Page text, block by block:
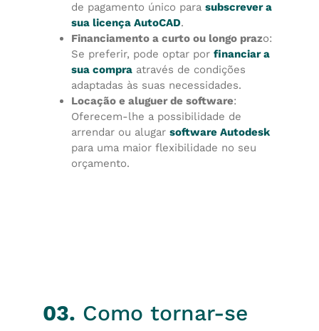
de pagamento único para subscrever a
sua licença AutoCAD.
Financiamento a curto ou longo prazo:
Se preferir, pode optar por financiar a
sua compra através de condições
adaptadas às suas necessidades.
Locação e aluguer de software:
Oferecem-lhe a possibilidade de
arrendar ou alugar software Autodesk
para uma maior flexibilidade no seu
orçamento.
03. Como tornar-se